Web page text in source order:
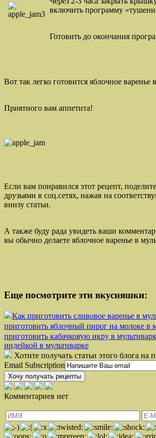
включить программу
Готовить до окончания
Вот так легко готовится яблочное варенье
Приятного вам аппетита!
Если вам понравился этот рецепт,
друзьями в соц.сетях, нажав на
внизу статьи.
А также буду рада увидеть ваши
вы обычно делаете яблочное варенье в
Еще посмотрите эти вкусняшки:
Как приготовить сливовое варенье в
приготовить яблочный пирог на молоке в
приготовить кабачковую икру в
индейкой в мультиварке
Хотите получать статьи этого блога на
Email Subscription
Хочу получать рецепты
Комментариев нет